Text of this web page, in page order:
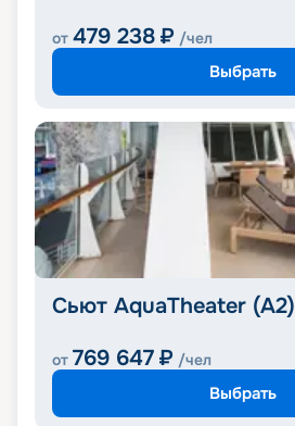
от 479 238 ₽ /чел
Выбрать
Сьют AquaTheater (A2)
от 769 647 ₽ /чел
Выбрать